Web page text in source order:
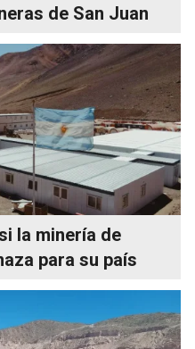
de San Juan
la minería de
para su país